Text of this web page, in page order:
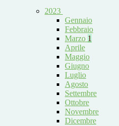
2023
Gennaio
Febbraio
Marzo 1
Aprile
Maggio
Giugno
Luglio
Agosto
Settembre
Ottobre
Novembre
Dicembre